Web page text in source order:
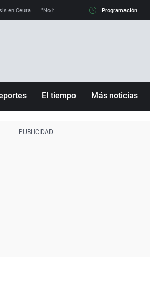
en Ceuta "No hay mafias, que no nos engañen":
Programación
El tiempo Más noticias